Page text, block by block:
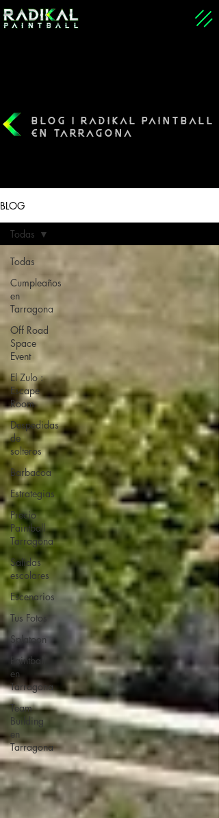
BLOG | RADIKAL PAINTBALL
EN TARRAGONA
BLOG
Todas
Cumpleaños
en
Tarragona
Off Road
Space
Event
El Zulo :
Escape
Room
Despedidas
de
solteros
Barbacoa
Estrategias
Precio
Paintball
Tarragona
Salidas
escolares
Escenarios
Tus Fotos
Splatoon
Paintball
en
Tarragona
Team
Building
en
Tarragona
Todas